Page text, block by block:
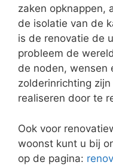
zaken opknappen,
de isolatie van de
is de renovatie de
probleem de
de noden, wensen
zolderinrichting
realiseren door te
Ook voor
woonst kunt u bij
op de pagina: